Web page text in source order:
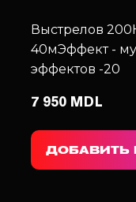
Выстрелов 200
40мЭффект -
эффектов -20
7 950 MDL
ДОБАВИТЬ